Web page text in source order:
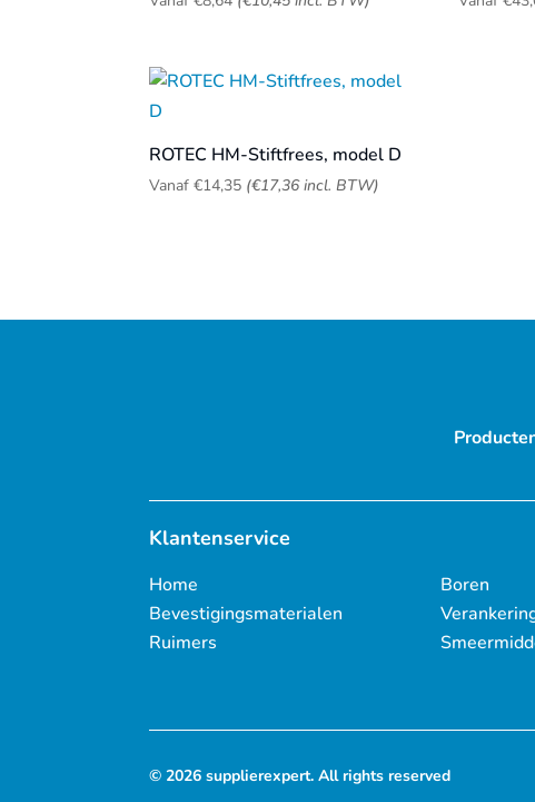
ROTEC HM-Stiftfrees, model D
Vanaf €14,35 (€17,36incl. BTW)
Klantenservice
Home
Bevestigingsmaterialen
Ruimers
Boren
© 2026 supplierexpert. All rights reserved